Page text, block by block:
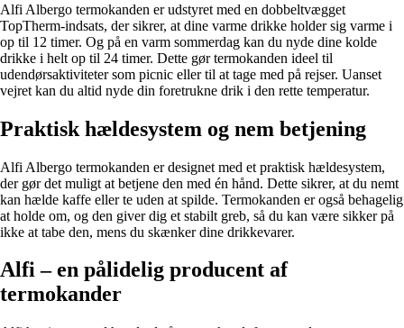
Alfi Albergo termokanden er udstyret med en dobbeltvægget
TopTherm-indsats, der sikrer, at dine varme drikke holder sig varme i
op til 12 timer. Og på en varm sommerdag kan du nyde dine kolde
drikke i helt op til 24 timer. Dette gør termokanden ideel til
udendørsaktiviteter som picnic eller til at tage med på rejser. Uanset
vejret kan du altid nyde din foretrukne drik i den rette temperatur.
Praktisk hældesystem og nem betjening
Alfi Albergo termokanden er designet med et praktisk hældesystem,
der gør det muligt at betjene den med én hånd. Dette sikrer, at du nemt
kan hælde kaffe eller te uden at spilde. Termokanden er også behagelig
at holde om, og den giver dig et stabilt greb, så du kan være sikker på
ikke at tabe den, mens du skænker dine drikkevarer.
Alfi – en pålidelig producent af
termokander